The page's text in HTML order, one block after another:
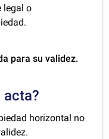
legal o
para su validez.
acta?
horizontal no